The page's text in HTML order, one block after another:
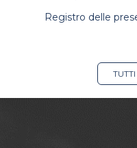
Registro delle